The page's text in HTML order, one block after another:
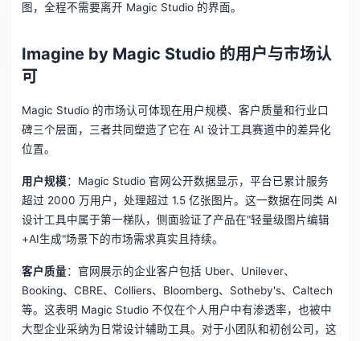
图，全程不需要离开 Magic Studio 的界面。
Imagine by Magic Studio 的用户与市场认
可
Magic Studio 的市场认可体现在用户规模、客户质量和行业口
碑三个层面，三者共同塑造了它在 AI 设计工具赛道中的差异化
位置。
用户规模：Magic Studio 官网公开数据显示，平台已累计服务
超过 2000 万用户，处理超过 1.5 亿张图片。这一数据在同类 AI
设计工具中属于第一梯队，侧面验证了产品在"轻量级图片编辑
+AI生成"场景下的市场需求真实且持续。
客户质量：官网展示的企业客户包括 Uber、Unilever、
Booking、CBRE、Colliers、Bloomberg、Sotheby's、Caltech
等。这表明 Magic Studio 不仅在个人用户中有渗透率，也被中
大型企业采纳为日常设计辅助工具。对于小团队和初创公司，这